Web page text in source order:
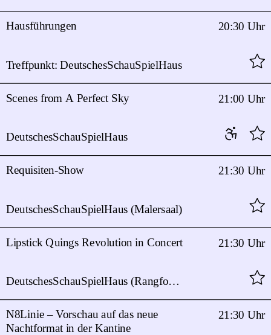
Treffpunkt: DeutschesSchauSpielHaus
20:30 Uhr
Hausführungen
DeutschesSchauSpielHaus
21:00 Uhr
Scenes from A Perfect Sky
DeutschesSchauSpielHaus (Malersaal)
21:30 Uhr
Requisiten-Show
DeutschesSchauSpielHaus (Rangfoyer)
21:30 Uhr
Lipstick Quings Revolution in Concert
21:30 Uhr
N8Linie – Vorschau auf das neue
Nachtformat in der Kantine